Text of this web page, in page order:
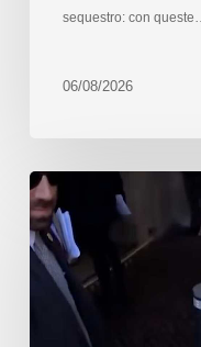
sequestro: con queste…
06/08/2026